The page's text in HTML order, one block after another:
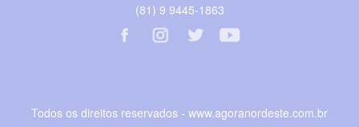
(81) 9 9445-1863
Todos os direitos reservados - www.agoranordeste.com.br